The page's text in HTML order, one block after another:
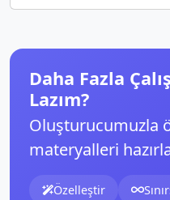
Daha Fazla
Lazım?
Oluşturucumuzla
materyalleri
Özelleştir